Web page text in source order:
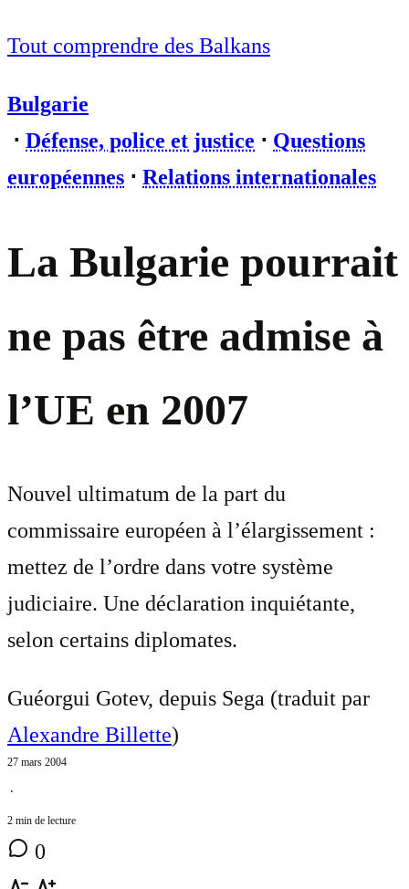
Tout comprendre des Balkans
Bulgarie
⋅ Défense, police et justice ⋅ Questions
européennes ⋅ Relations internationales
La Bulgarie pourrait
ne pas être admise à
l’UE en 2007
Nouvel ultimatum de la part du
commissaire européen à l’élargissement :
mettez de l’ordre dans votre système
judiciaire. Une déclaration inquiétante,
selon certains diplomates.
Guéorgui Gotev, depuis Sega (traduit par
Alexandre Billette)
27 mars 2004
⋅
2 min de lecture
0